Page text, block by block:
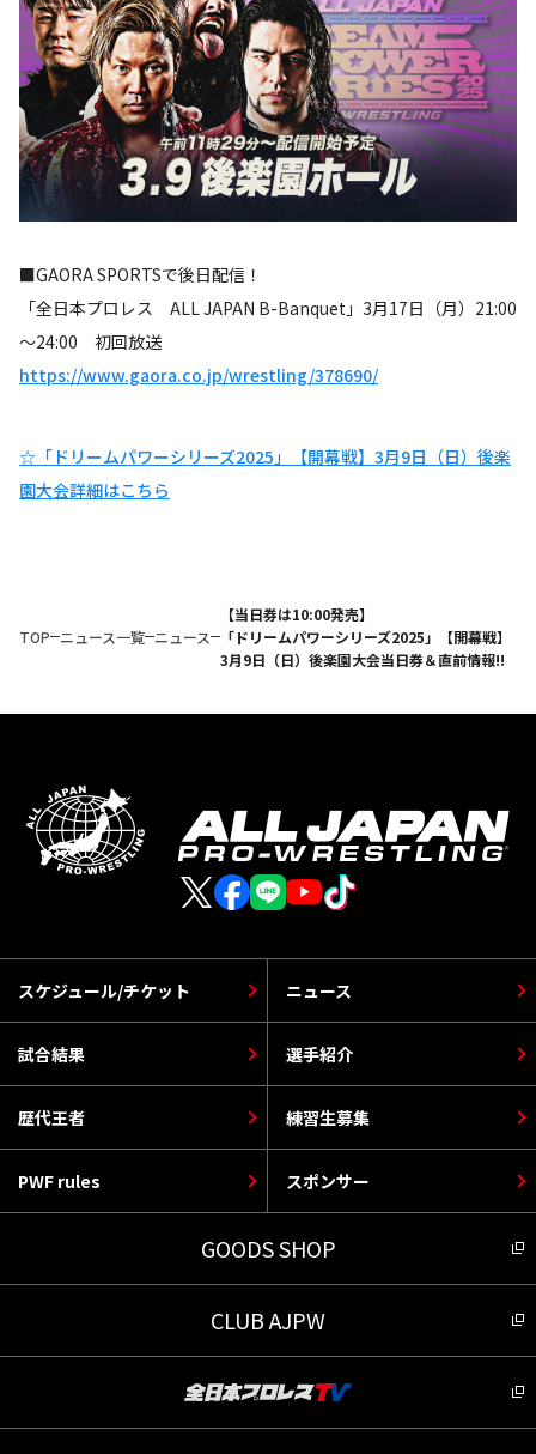
■GAORA SPORTSで後日配信！
「全日本プロレス ALL JAPAN B-Banquet」3月17日（月）21:00
～24:00 初回放送
https://www.gaora.co.jp/wrestling/378690/
☆「ドリームパワーシリーズ2025」【開幕戦】3月9日（日）後楽
園大会詳細はこちら
TOP ニュース一覧 ニュース
【当日券は10:00発売】
「ドリームパワーシリーズ2025」【開幕戦】
3月9日（日）後楽園大会当日券＆直前情報!!
スケジュール/チケット
選手紹介
PWF rules
ニュース
歴代王者
スポンサー
試合結果
練習生募集
GOODS SHOP
CLUB AJPW